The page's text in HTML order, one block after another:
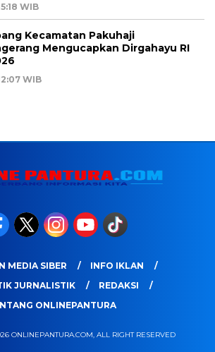
WIB
Kecamatan Pakuhaji
Mengucapkan Dirgahayu RI
WIB
MEDIA SIBER
INFO IKLAN
JURNALISTIK
REDAKSI
ONLINEPANTURA
ONLINEPANTURA.COM, ALL RIGHT RESERVED